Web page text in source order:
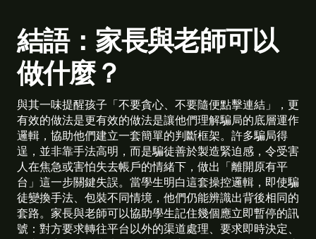
結語：家長與老師可以
做什麼？
與其一味提醒孩子「不要貪心、不要隨便點擊連結」，更
有效的做法是更有效的做法是讓他們理解騙局的底層運作
邏輯，協助他們建立一套簡單的判斷框架。許多騙局得
逞，並非靠手法高明，而是騙徒善於製造緊迫感，令受害
人在焦急或害怕失去帳戶的情緒下，做出「離開原有平
台」這一步關鍵失誤。當學生明白這套操控邏輯，即使騙
徒變換手法、包裝不同情境，他們仍能辨識出背後相同的
套路。家長與老師可以協助學生記住幾個應立即暫停的訊
號：對方要求轉往平台以外的渠道處理、要求即時決定、